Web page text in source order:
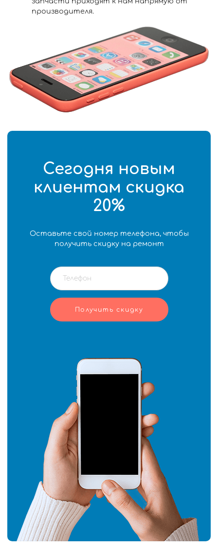
производителя.
Сегодня новым
клиентам скидка
20%
Оставьте свой номер телефона, чтобы
получить скидку на ремонт